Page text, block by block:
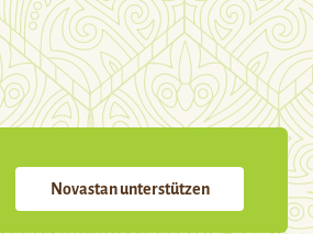
Novastan unterstützen